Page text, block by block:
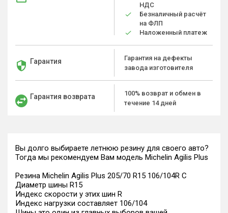
НДС
Безналичный расчёт
на ФЛП
Наложенный платеж
Гарантия
Гарантия на дефекты
завода изготовителя
Гарантия возврата
100% возврат и обмен в
течение 14 дней
Вы долго выбираете летнюю резину для своего авто?
Тогда мы рекомендуем Вам модель Michelin Agilis Plus
Резина Michelin Agilis Plus 205/70 R15 106/104R C
Диаметр шины R15
Индекс скорости у этих шин R
Индекс нагрузки составляет 106/104